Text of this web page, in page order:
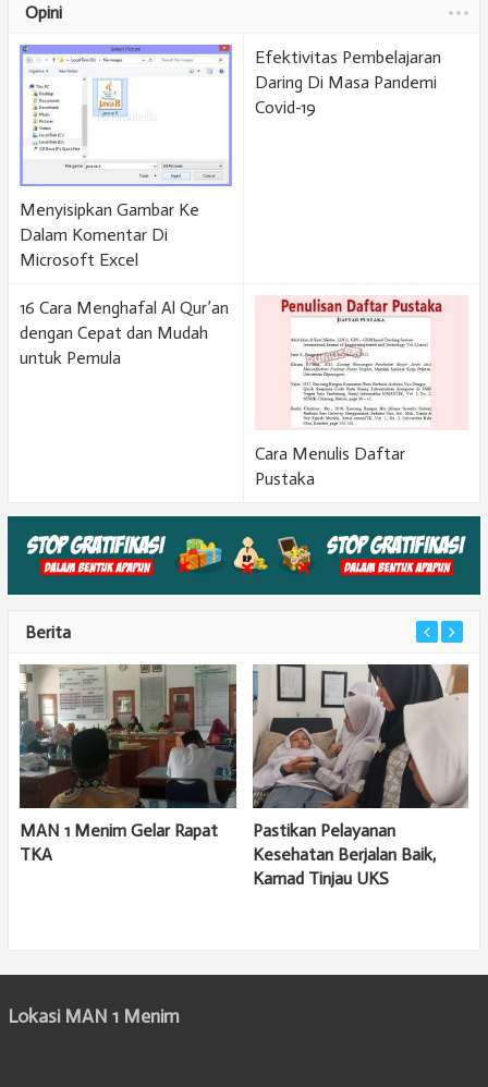
Opini
Menyisipkan Gambar Ke
Dalam Komentar Di
Microsoft Excel
Efektivitas Pembelajaran
Daring Di Masa Pandemi
Covid-19
16 Cara Menghafal Al Qur’an
dengan Cepat dan Mudah
untuk Pemula
Cara Menulis Daftar
Pustaka
Berita
MAN 1 Menim Gelar Rapat
TKA
Pastikan Pelayanan
Kesehatan Berjalan Baik,
Kamad Tinjau UKS
Lokasi MAN 1 Menim